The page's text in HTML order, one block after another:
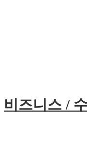
비즈니스 /